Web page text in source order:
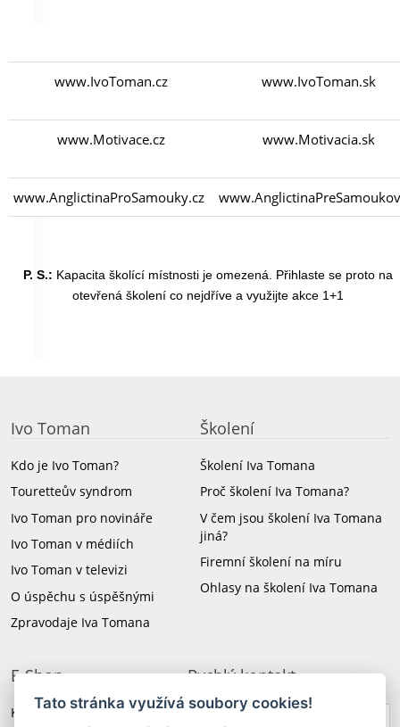
www.IvoToman.cz www.IvoToman.sk
www.Motivace.cz www.Motivacia.sk
www.AnglictinaProSamouky.cz
P. S.: Kapacita školící místnosti je omezená. Přihlaste se proto na
otevřená školení co nejdříve a využijte akce 1+1
Ivo Toman
Kdo je Ivo Toman?
Touretteův syndrom
Ivo Toman pro novináře
Ivo Toman v médiích
Ivo Toman v televizi
O úspěchu s úspěšnými
Zpravodaje Iva Tomana
Školení
Školení Iva Tomana
Proč školení Iva Tomana?
V čem jsou školení Iva Tomana
jiná?
Firemní školení na míru
Ohlasy na školení Iva Tomana
E-Shop
Knihy a CD Iva Tomana
Rychlý kontakt
Tato stránka využívá soubory cookies!